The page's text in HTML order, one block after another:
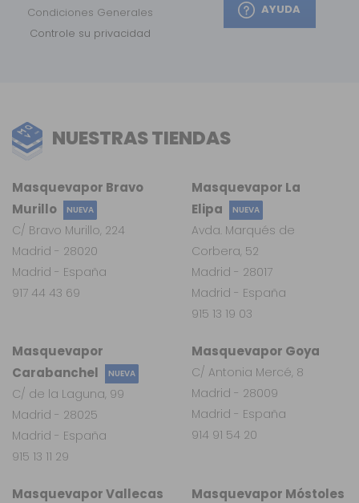
Condiciones Generales
Controle su privacidad
AYUDA
NUESTRAS TIENDAS
Masquevapor
Carabanchel
NUEVA
C/ de la Laguna, 99
Madrid - 28025
Madrid - España
915 13 11 29
Masquevapor Vallecas Masquevapor Móstoles
Masquevapor Goya
C/ Antonia Mercé, 8
Madrid - 28009
Madrid - España
914 91 54 20
Masquevapor La
Elipa
NUEVA
Avda. Marqués de
Corbera, 52
Madrid - 28017
Madrid - España
915 13 19 03
Masquevapor Bravo
Murillo
NUEVA
C/ Bravo Murillo, 224
Madrid - 28020
Madrid - España
917 44 43 69